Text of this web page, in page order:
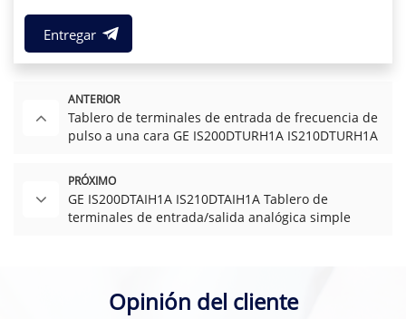
Entregar
ANTERIOR
Tablero de terminales de entrada de frecuencia de
pulso a una cara GE IS200DTURH1A IS210DTURH1A
PRÓXIMO
GE IS200DTAIH1A IS210DTAIH1A Tablero de
terminales de entrada/salida analógica simple
Opinión del cliente